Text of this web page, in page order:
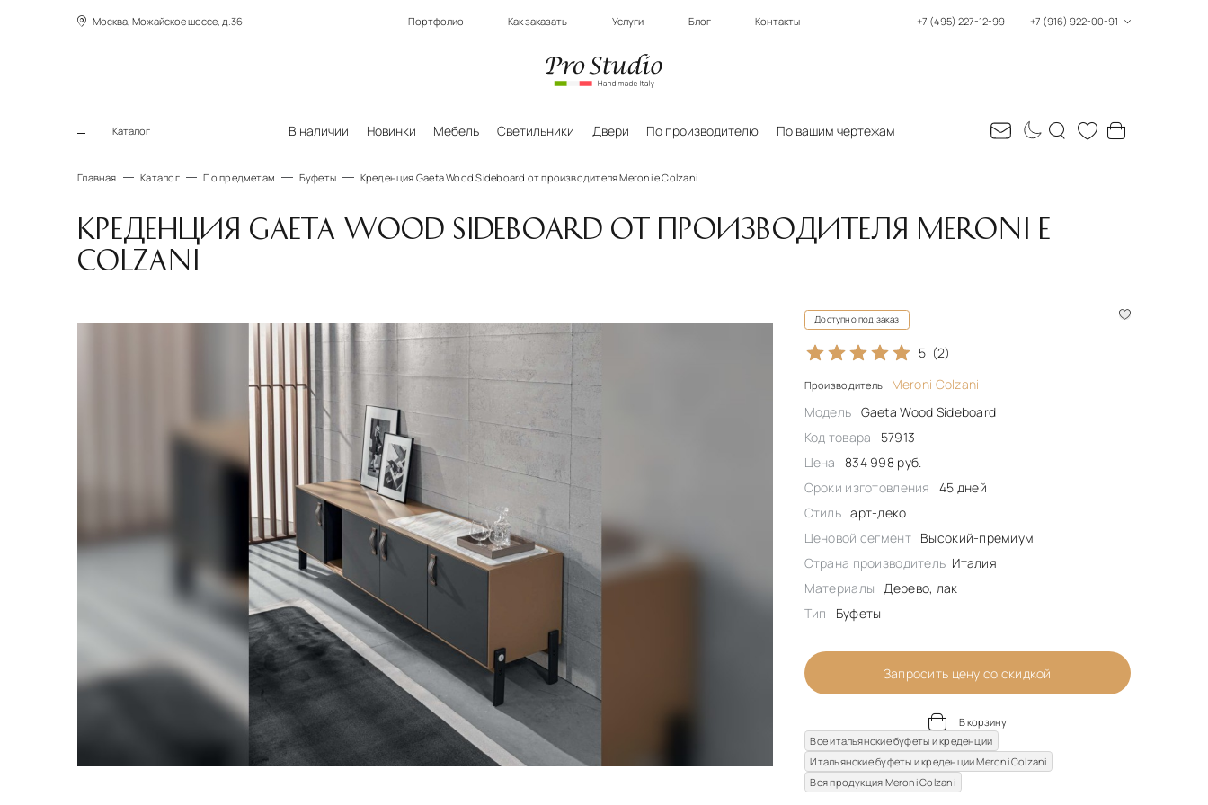
Москва, Можайское шоссе, д.36 Портфолио Как заказать Услуги Блог Контакты +7 (495) 227-12-99 +7 (916) 922-00-91
Каталог В наличии Новинки Мебель Светильники Двери По производителю По вашим чертежам
Главная Каталог По предметам Буфеты Креденция Gaeta Wood Sideboard от производителя Meroni e Colzani
КРЕДЕНЦИЯ GAETA WOOD SIDEBOARD ОТ ПРОИЗВОДИТЕЛЯ MERONI E
COLZANI
Доступно под заказ
5 (2)
Производитель
Meroni Colzani
Модель Gaeta Wood Sideboard
Код товара
57913
Цена
834 998 руб.
Сроки изготовления
45 дней
Стиль арт-деко
Ценовой сегмент Высокий-премиум
Страна производитель Италия
Материалы
Дерево, лак
Тип
Буфеты
Запросить цену со скидкой
В корзину
Все итальянские буфеты и креденции
Итальянские буфеты и креденции Meroni Colzani
Вся продукция Meroni Colzani